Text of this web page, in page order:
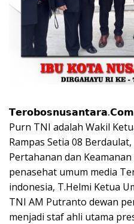
Purn TNI adalah Wakil
Rampas Setia 08
Pertahanan dan
penasehat umum media
indonesia, T.Helmi Ketua
TNI AM Putranto dewan
menjadi staf ahli utama